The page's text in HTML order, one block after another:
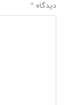
دیدگاه *